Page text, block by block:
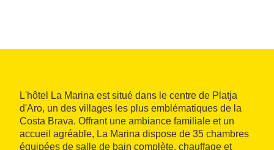
L'hôtel La Marina est situé dans le centre de Platja
d'Aro, un des villages les plus emblématiques de la
Costa Brava. Offrant une ambiance familiale et un
accueil agréable, La Marina dispose de 35 chambres
équipées de salle de bain complète, chauffage et